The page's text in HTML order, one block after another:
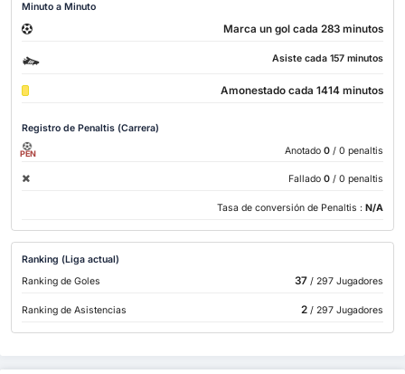
Minuto a Minuto
Marca un gol cada 283 minutos
Asiste cada 157 minutos
Amonestado cada 1414 minutos
Registro de Penaltis (Carrera)
PEN Anotado 0 / 0 penaltis
Fallado 0 / 0 penaltis
Tasa de conversión de Penaltis : N/A
Ranking (Liga actual)
Ranking de Goles
37/ 297 Jugadores
Ranking de Asistencias 2/ 297 Jugadores